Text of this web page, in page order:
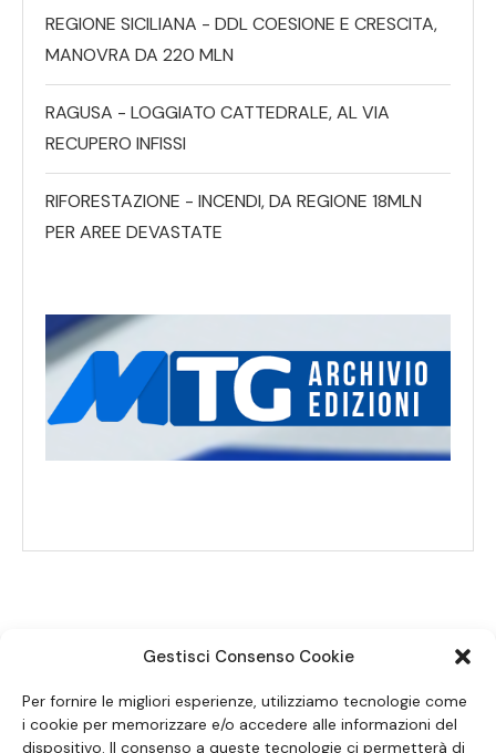
Gestisci Consenso Cookie
Per fornire le migliori esperienze, utilizziamo tecnologie come
i cookie per memorizzare e/o accedere alle informazioni del
dispositivo. Il consenso a queste tecnologie ci permetterà di
REGIONE SICILIANA - DDL COESIONE E CRESCITA,
MANOVRA DA 220 MLN
RAGUSA - LOGGIATO CATTEDRALE, AL VIA
RECUPERO INFISSI
RIFORESTAZIONE - INCENDI, DA REGIONE 18MLN
PER AREE DEVASTATE
SEGUICI SUI SOCIAL